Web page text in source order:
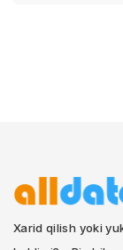
Xarid qilish yoki